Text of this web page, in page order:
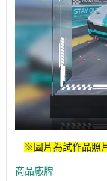
※圖片為試作品照
商品廠牌